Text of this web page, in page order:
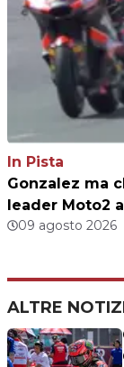
In Pista
Gonzalez ma
leader Moto2
09 agosto 2026
ALTRE